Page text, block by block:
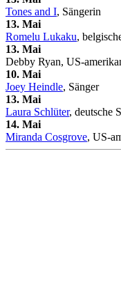
Tones and I, Sängerin
13. Mai
Romelu Lukaku,
13. Mai
Debby Ryan, US-
10. Mai
Joey Heindle, Sänger
13. Mai
Laura Schlüter, deutsche
14. Mai
Miranda Cosgrove, US-